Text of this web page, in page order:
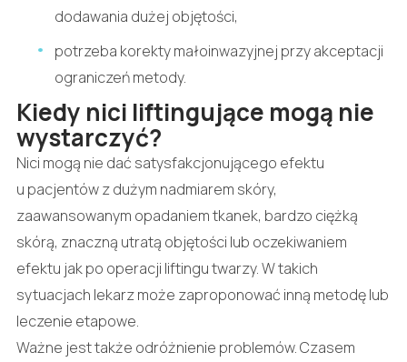
dodawania dużej objętości,
potrzeba korekty małoinwazyjnej przy akceptacji
ograniczeń metody.
Kiedy nici liftingujące mogą nie
wystarczyć?
Nici mogą nie dać satysfakcjonującego efektu
u pacjentów z dużym nadmiarem skóry,
zaawansowanym opadaniem tkanek, bardzo ciężką
skórą, znaczną utratą objętości lub oczekiwaniem
efektu jak po operacji liftingu twarzy. W takich
sytuacjach lekarz może zaproponować inną metodę lub
leczenie etapowe.
Ważne jest także odróżnienie problemów. Czasem